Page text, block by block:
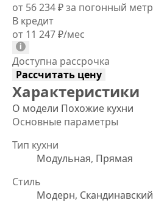
от 56 234₽за погонный метр
В кредит
от 11 247₽/мес
Доступна рассрочка
Рассчитать цену
Характеристики
О модели Похожие кухни
Основные параметры
Тип кухни
Модульная, Прямая
Стиль
Модерн, Скандинавский